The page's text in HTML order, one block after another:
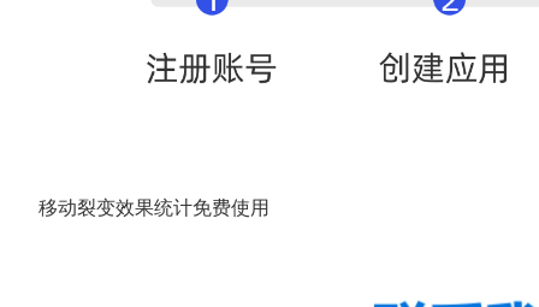
移动裂变效果统计免费使用